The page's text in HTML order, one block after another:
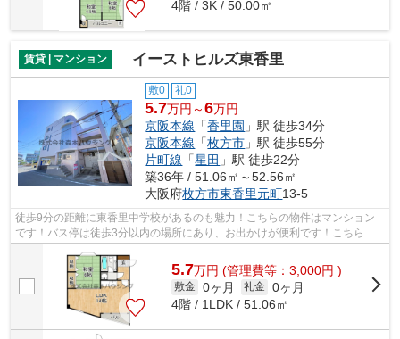
4階 / 3K / 50.00㎡
賃貸 | マンション イーストヒルズ東香里
敷0 礼0
5.7万円～6万円
京阪本線 「香里園 」駅 徒歩34分
京阪本線 「枚方市 」駅 徒歩55分
片町線 「星田 」駅 徒歩22分
築36年 / 51.06㎡～52.56㎡
大阪府枚方市東香里元町13-5
徒歩9分の距離に東香里中学校があるのも魅力！こちらの物件はマンション
です！バス停は徒歩3分以内の場所にあり、お出かけが便利です！こちらは
5.7万円 (管理費等：3,000円 )
敷金 0ヶ月 礼金 0ヶ月
4階 / 1LDK / 51.06㎡